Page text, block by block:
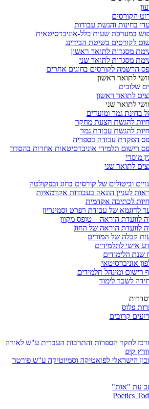
הקורסים
בחינות והגשת עבודות
במערכת שעות כלל-אוניברסיטאית
לקורסים בשיטת הבידינג
מסגרות לתואר ראשון
מסגרות לתואר שני
הרשמה לקורסים בחוגים אחרים
לתואר ראשון
שלובים
לתואר ראשון
לתואר שני
בחינת גמר ומועדים
להגשת הצעת מחקר
להגשת עבודת גמר
הפקדת עבודה בספריה
רישום תלמידי אוניברסיטאות אחרות בהסדר
מוסדי
לתואר שני
וביטולים של קורסים בחוג ובפקולטה
לעניין הונאה בעבודות אקדמאיות
לכתיבה אקדמית
לדוגמא של עבודת רפרט וסמינריון
לוועדת הוראה – טופס מקוון
לוועדת הוראה של החוג
קבלה של המורים
אישי לתלמידים
שנת הלימודים
אוניברסיטאי
רישום ומינהל תלמידים
לשכר לימוד
פלוס
קרובים
לחקר הספרות והתרבות העברית ע"ש לאורה
קיפ
הישראלי לפואטיקה וסמיוטיקה ע"ש פורטר
עת "אות"
Poetics